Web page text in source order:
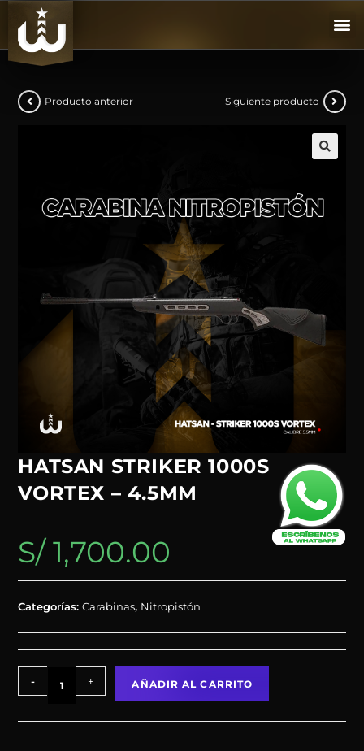
Producto anterior Siguiente producto
HATSAN STRIKER 1000S
VORTEX – 4.5MM
S/1,700.00
Categorías:Carabinas, Nitropistón
- + AÑADIR AL CARRITO